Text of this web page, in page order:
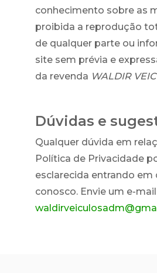
conhecimento sobre as
proibida a reprodução
de qualquer parte ou
site sem prévia e
da revenda WALDIR
Dúvidas e
Qualquer dúvida em
Política de Privacidade
esclarecida entrando em
conosco. Envie um e-